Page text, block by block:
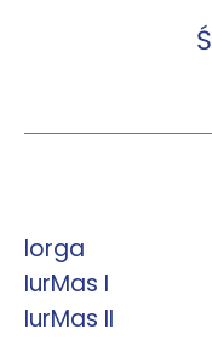
Ś
Iorga
IurMas I
IurMas II